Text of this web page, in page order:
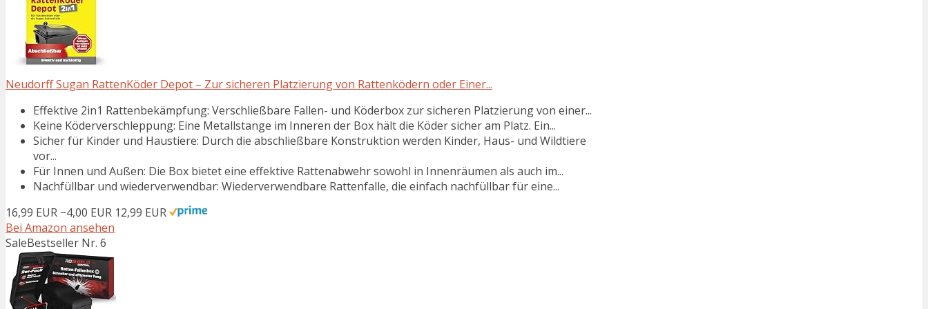
Neudorff Sugan RattenKöder Depot – Zur sicheren Platzierung von Rattenködern oder Einer...
Effektive 2in1 Rattenbekämpfung: Verschließbare Fallen- und Köderbox zur sicheren Platzierung von einer...
Keine Köderverschleppung: Eine Metallstange im Inneren der Box hält die Köder sicher am Platz. Ein...
Sicher für Kinder und Haustiere: Durch die abschließbare Konstruktion werden Kinder, Haus- und Wildtiere
vor...
Für Innen und Außen: Die Box bietet eine effektive Rattenabwehr sowohl in Innenräumen als auch im...
Nachfüllbar und wiederverwendbar: Wiederverwendbare Rattenfalle, die einfach nachfüllbar für eine...
16,99 EUR −4,00 EUR 12,99 EUR
Bei Amazon ansehen
SaleBestseller Nr. 6